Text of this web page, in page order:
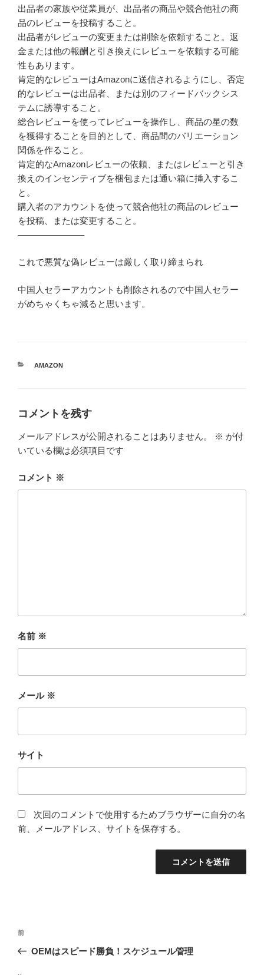
出品者の家族や従業員が、出品者の商品や競合他社の商
品のレビューを投稿すること。
出品者がレビューの変更または削除を依頼すること。返
金または他の報酬と引き換えにレビューを依頼する可能
性もあります。
肯定的なレビューはAmazonに送信されるようにし、否定
的なレビューは出品者、または別のフィードバックシス
テムに誘導すること。
総合レビューを使ってレビューを操作し、商品の星の数
を獲得することを目的として、商品間のバリエーション
関係を作ること。
肯定的なAmazonレビューの依頼、またはレビューと引き
換えのインセンティブを梱包または通い箱に挿入するこ
と。
購入者のアカウントを使って競合他社の商品のレビュー
を投稿、または変更すること。
———————–
これで悪質な偽レビューは厳しく取り締まられ
中国人セラーアカウントも削除されるので中国人セラー
がめちゃくちゃ減ると思います。
カ
AMAZON
コメントを残す
メールアドレスが公開されることはありません。 ※ が付
いている欄は必須項目です
コメント ※
名前 ※
メール ※
サイト
次回のコメントで使用するためブラウザーに自分の名
前、メールアドレス、サイトを保存する。
投
前
の
前
OEMはスピード勝負！スケジュール管理